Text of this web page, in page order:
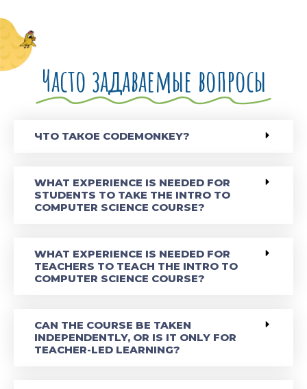
Часто задаваемые вопросы
ЧТО ТАКОЕ CODEMONKEY?
WHAT EXPERIENCE IS NEEDED FOR
STUDENTS TO TAKE THE INTRO TO
COMPUTER SCIENCE COURSE?
WHAT EXPERIENCE IS NEEDED FOR
TEACHERS TO TEACH THE INTRO TO
COMPUTER SCIENCE COURSE?
CAN THE COURSE BE TAKEN
INDEPENDENTLY, OR IS IT ONLY FOR
TEACHER-LED LEARNING?